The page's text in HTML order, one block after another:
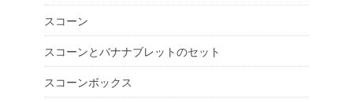
スコーン
スコーンとバナナブレットのセット
スコーンボックス